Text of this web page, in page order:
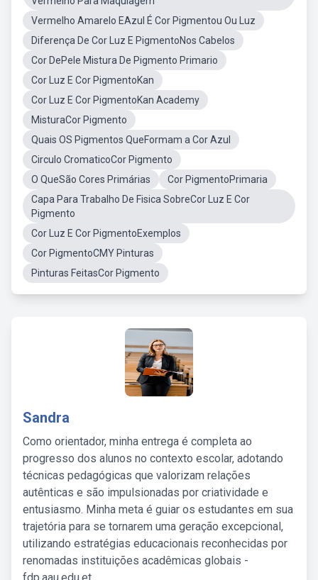
Vermelho Amarelo EAzul É Cor Pigmentou Ou Luz
Diferença De Cor Luz E PigmentoNos Cabelos
Cor DePele Mistura De Pigmento Primario
Cor Luz E Cor PigmentoKan
Cor Luz E Cor PigmentoKan Academy
MisturaCor Pigmento
Quais OS Pigmentos QueFormam a Cor Azul
Circulo CromaticoCor Pigmento
O QueSão Cores Primárias
Cor PigmentoPrimaria
Capa Para Trabalho De Fisica SobreCor Luz E Cor
Pigmento
Cor Luz E Cor PigmentoExemplos
Cor PigmentoCMY Pinturas
Pinturas FeitasCor Pigmento
Sandra
Como orientador, minha entrega é completa ao
progresso dos alunos no contexto escolar, adotando
técnicas pedagógicas que valorizam relações
autênticas e são impulsionadas por criatividade e
entusiasmo. Minha meta é guiar os estudantes em sua
trajetória para se tornarem uma geração excepcional,
utilizando estratégias educacionais reconhecidas por
renomadas instituições acadêmicas globais -